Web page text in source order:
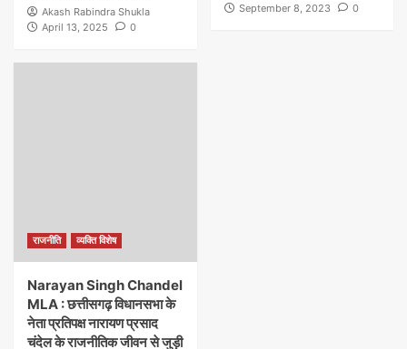
Akash Rabindra Shukla
April 13, 2025
0
September 8, 2023
0
राजनीति व्यक्ति विशेष
Narayan Singh Chandel
MLA : छत्तीसगढ़ विधानसभा के
नेता प्रतिपक्ष नारायण प्रसाद
चंदेल के राजनीतिक जीवन से जुड़ी